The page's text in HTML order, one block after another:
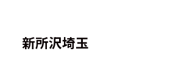
新所沢埼玉